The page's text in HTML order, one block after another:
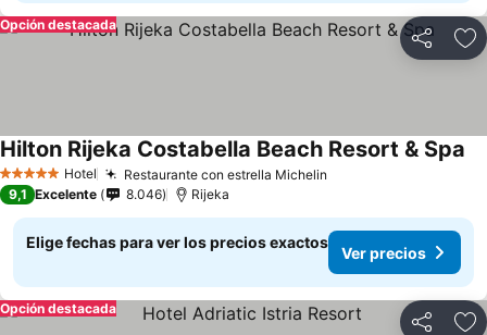
Compartir
Opción destacada
5 Estrellas Hotel Restaurante con estrella Michelin
Hilton Rijeka Costabella Beach Resort & Spa
9,1 Excelente 8.046 Rijeka
Elige fechas para ver los precios exactos
Ver precios
Opción destacada